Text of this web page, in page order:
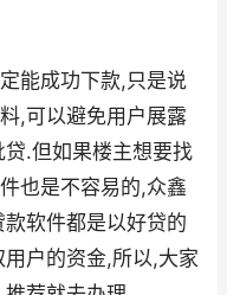
能成功下款,只是说
,可以避免用户展露
.但如果楼主想要找
也是不容易的,众鑫
软件都是以好贷的
户的资金,所以,大家